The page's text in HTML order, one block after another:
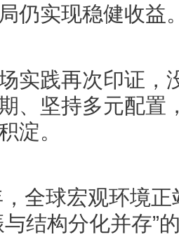
仍实现稳健收益
实践再次印证，
、坚持多元配置
淀。
全球宏观环境
与结构分化并存”